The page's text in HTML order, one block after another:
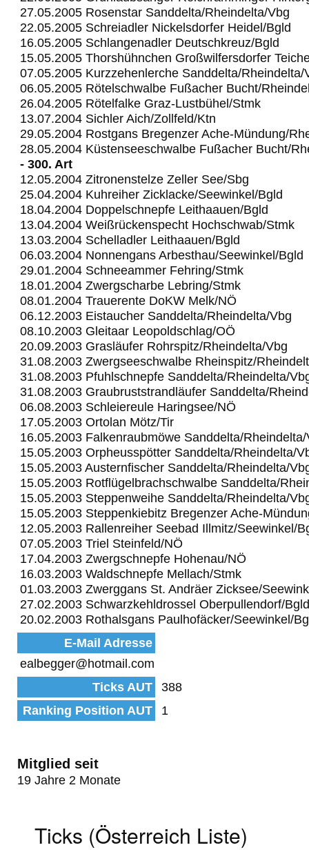
27.05.2005 Rosenstar Sanddelta/Rheindelta/Vbg
22.05.2005 Schreiadler Nickelsdorfer Heidel/Bgld
16.05.2005 Schlangenadler Deutschkreuz/Bgld
15.05.2005 Thorshühnchen Großwilfersdorfer
07.05.2005 Kurzzehenlerche Sanddelta/Rheindelta/
06.05.2005 Rötelschwalbe Fußacher Bucht/
26.04.2005 Rötelfalke Graz-Lustbühel/Stmk
13.07.2004 Sichler Aich/Zollfeld/Ktn
29.05.2004 Rostgans Bregenzer Ache-Mündung/
28.05.2004 Küstenseeschwalbe Fußacher Bucht/
- 300. Art
12.05.2004 Zitronenstelze Zeller See/Sbg
25.04.2004 Kuhreiher Zicklacke/Seewinkel/Bgld
18.04.2004 Doppelschnepfe Leithaauen/Bgld
13.04.2004 Weißrückenspecht Hochschwab/Stmk
13.03.2004 Schelladler Leithaauen/Bgld
06.03.2004 Nonnengans Arbesthau/Seewinkel/Bgld
29.01.2004 Schneeammer Fehring/Stmk
18.01.2004 Zwergscharbe Lebring/Stmk
08.01.2004 Trauerente DoKW Melk/NÖ
06.12.2003 Eistaucher Sanddelta/Rheindelta/Vbg
08.10.2003 Gleitaar Leopoldschlag/OÖ
20.09.2003 Grasläufer Rohrspitz/Rheindelta/Vbg
31.08.2003 Zwergseeschwalbe Rheinspitz/
31.08.2003 Pfuhlschnepfe Sanddelta/Rheindelta/
31.08.2003 Graubruststrandläufer Sanddelta/
06.08.2003 Schleiereule Haringsee/NÖ
17.05.2003 Ortolan Mötz/Tir
16.05.2003 Falkenraubmöwe Sanddelta/Rheindelta/
15.05.2003 Orpheusspötter Sanddelta/Rheindelta/
15.05.2003 Austernfischer Sanddelta/Rheindelta/
15.05.2003 Rotflügelbrachschwalbe Sanddelta/
15.05.2003 Steppenweihe Sanddelta/Rheindelta/
15.05.2003 Steppenkiebitz Bregenzer Ache-
12.05.2003 Rallenreiher Seebad Illmitz/Seewinkel/
07.05.2003 Triel Steinfeld/NÖ
17.04.2003 Zwergschnepfe Hohenau/NÖ
16.03.2003 Waldschnepfe Mellach/Stmk
01.03.2003 Zwerggans St. Andräer Zicksee/
27.02.2003 Schwarzkehldrossel Oberpullendorf/Bgld
20.02.2003 Rothalsgans Paulhofäcker/Seewinkel/
E-Mail Adresse
ealbegger@hotmail.com
Ticks AUT
388
Ranking Position AUT
1
Mitglied seit
19 Jahre 2 Monate
Ticks (Österreich Liste)